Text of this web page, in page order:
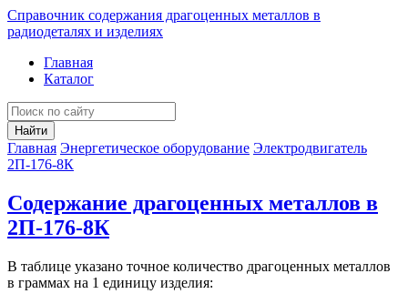
Справочник содержания драгоценных металлов в
радиодеталях и изделиях
Главная
Каталог
Найти
Главная Энергетическое оборудование Электродвигатель
2П-176-8К
Содержание драгоценных металлов в
2П-176-8К
В таблице указано точное количество драгоценных металлов
в граммах на 1 единицу изделия: